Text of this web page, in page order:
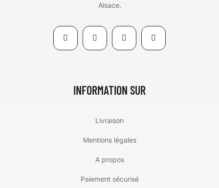
Alsace.
INFORMATION SUR
Livraison
Mentions légales
A propos
Paiement sécurisé